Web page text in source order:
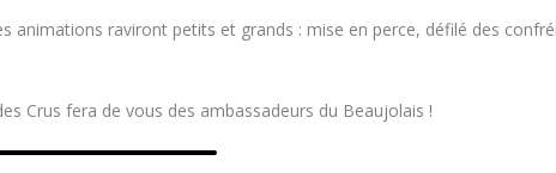
animations raviront petits et grands : mise en perce, défilé des
Crus fera de vous des ambassadeurs du Beaujolais !